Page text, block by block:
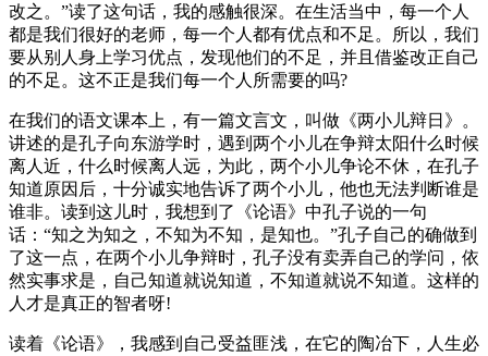
改之。”读了这句话，我的感触很深。在生活当中，每一个人
都是我们很好的老师，每一个人都有优点和不足。所以，我们
要从别人身上学习优点，发现他们的不足，并且借鉴改正自己
的不足。这不正是我们每一个人所需要的吗?
在我们的语文课本上，有一篇文言文，叫做《两小儿辩日》。
讲述的是孔子向东游学时，遇到两个小儿在争辩太阳什么时候
离人近，什么时候离人远，为此，两个小儿争论不休，在孔子
知道原因后，十分诚实地告诉了两个小儿，他也无法判断谁是
谁非。读到这儿时，我想到了《论语》中孔子说的一句
话：“知之为知之，不知为不知，是知也。”孔子自己的确做到
了这一点，在两个小儿争辩时，孔子没有卖弄自己的学问，依
然实事求是，自己知道就说知道，不知道就说不知道。这样的
人才是真正的智者呀!
读着《论语》，我感到自己受益匪浅，在它的陶冶下，人生必